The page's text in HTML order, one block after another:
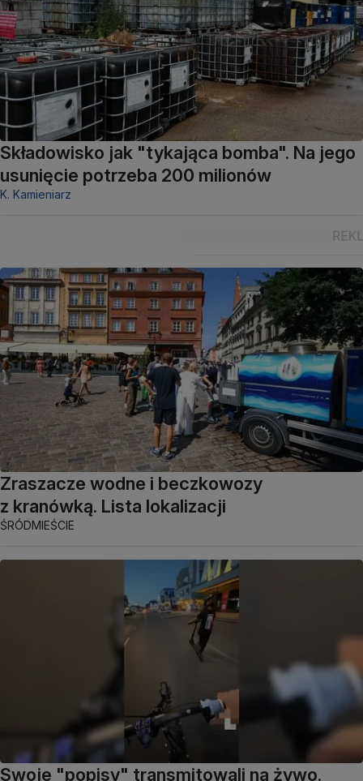
Składowisko jak "tykająca bomba". Na jego
usunięcie potrzeba 200 milionów
K. Kamieniarz
Zraszacze wodne i beczkowozy
z kranówką. Lista lokalizacji
ŚRÓDMIEŚCIE
Swoje "popisy" transmitowali na żywo.